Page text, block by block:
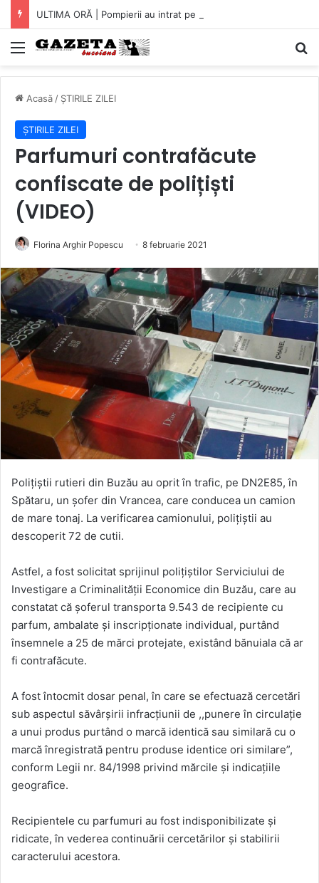
Mediu
Acasă / ȘTIRILE ZILEI
ȘTIRILE ZILEI
Parfumuri contrafăcute
confiscate de polițiști
(VIDEO)
Florina Arghir Popescu 8 februarie 2021
Polițiștii rutieri din Buzău au oprit în trafic, pe DN2E85, în
Spătaru, un șofer din Vrancea, care conducea un camion
de mare tonaj. La verificarea camionului, polițiștii au
descoperit 72 de cutii.
Astfel, a fost solicitat sprijinul polițiștilor Serviciului de
Investigare a Criminalității Economice din Buzău, care au
constatat că șoferul transporta 9.543 de recipiente cu
parfum, ambalate şi inscripţionate individual, purtând
însemnele a 25 de mărci protejate, existând bănuiala că ar
fi contrafăcute.
A fost întocmit dosar penal, în care se efectuază cercetări
sub aspectul săvârşirii infracţiunii de ,,punere în circulaţie
a unui produs purtând o marcă identică sau similară cu o
marcă înregistrată pentru produse identice ori similare”,
conform Legii nr. 84/1998 privind mărcile şi indicaţiile
geografice.
Recipientele cu parfumuri au fost indisponibilizate şi
ridicate, în vederea continuării cercetărilor şi stabilirii
caracterului acestora.